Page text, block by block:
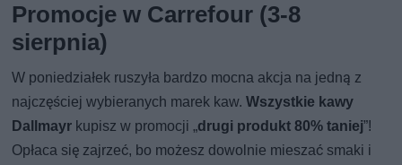
Promocje w Carrefour (3-8
sierpnia)
W poniedziałek ruszyła bardzo mocna akcja na jedną z
najczęściej wybieranych marek kaw.Wszystkie kawy
Dallmayr kupisz w promocji „drugi produkt 80% taniej”!
Opłaca się zajrzeć, bo możesz dowolnie mieszać smaki i